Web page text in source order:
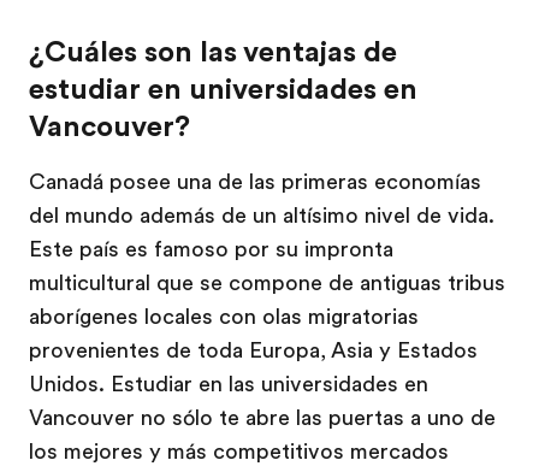
¿Cuáles son las ventajas de
estudiar en universidades en
Vancouver?
Canadá posee una de las primeras economías
del mundo además de un altísimo nivel de vida.
Este país es famoso por su impronta
multicultural que se compone de antiguas tribus
aborígenes locales con olas migratorias
provenientes de toda Europa, Asia y Estados
Unidos. Estudiar en las universidades en
Vancouver no sólo te abre las puertas a uno de
los mejores y más competitivos mercados